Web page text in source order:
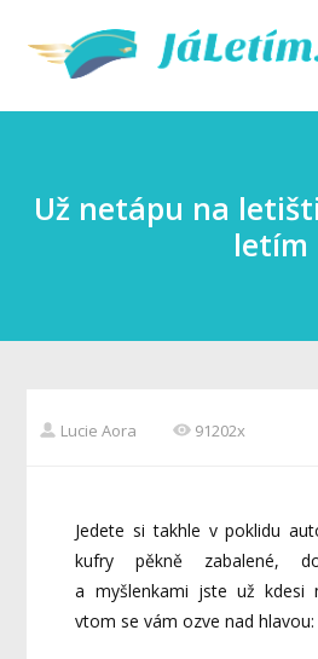
Už netápu na
letím
Lucie Aora 91202x
Jedete si takhle v poklidu
kufry pěkně zabalené,
a myšlenkami jste už kdesi
vtom se vám ozve nad hlavou: